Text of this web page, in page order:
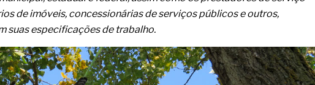
humana
de imóveis, concessionárias de serviços públicos e outros,
suas especificações de trabalho.